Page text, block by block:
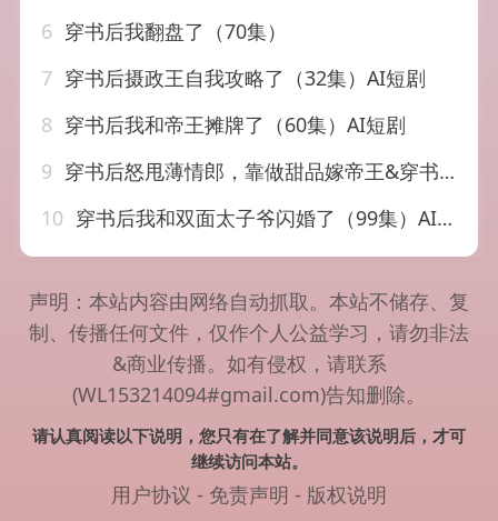
6 穿书后我翻盘了（70集）
7 穿书后摄政王自我攻略了（32集）AI短剧
8 穿书后我和帝王摊牌了（60集）AI短剧
9 穿书后怒甩薄情郎，靠做甜品嫁帝王&穿书后怒甩薄情郎靠做甜品嫁帝王（70集）AI短剧
10 穿书后我和双面太子爷闪婚了（99集）AI短剧
声明：本站内容由网络自动抓取。本站不储存、复
制、传播任何文件，仅作个人公益学习，请勿非法
&商业传播。如有侵权，请联系
(WL153214094#gmail.com)告知删除。
请认真阅读以下说明，您只有在了解并同意该说明后，才可
继续访问本站。
用户协议 - 免责声明 - 版权说明